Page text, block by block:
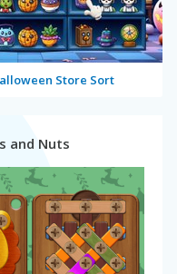
Store Sort
and Nuts